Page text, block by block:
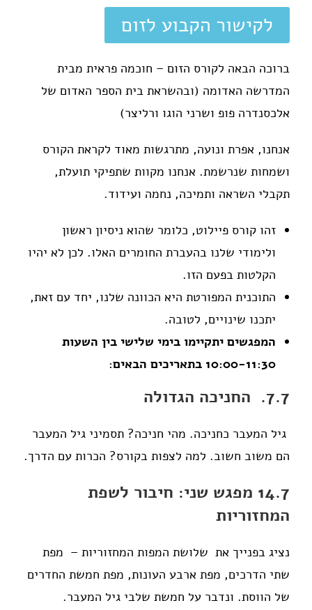
לקישור הקבוע לזום
ברוכה הבאה לקורס הזום – חוכמה פראית מבית
המדרשה האדומה (ובהשראת בית הספר האדום של
אלכסנדרה פופ ושרני הוגו ורליצר)
אנחנו, אפרת ונועה, מתרגשות מאוד לקראת הקורס
ושמחות שנרשמת. אנחנו מקוות שתפיקי תועלת,
תקבלי השראה ותמיכה, נחמה ועידוד.
זהו קורס פיילוט, כלומר שהוא ניסיון ראשון
ולימודי שלנו בהעברת החומרים האלו. לכן לא יהיו
הקלטות בפעם הזו.
התוכנית המפורטת היא הכוונה שלנו, יחד עם זאת,
יתכנו שינויים, לטובה.
המפגשים יתקיימו בימי שלישי בין השעות
10:00-11:30 בתאריכים הבאים
:
7.7. החניכה הגדולה
גיל המעבר כחניכה. מהי חניכה? תסמיני גיל המעבר
הם משוב חשוב. למה לצפות בקורס? הכרות עם הדרך.
14.7 מפגש שני: חיבור לשפת
המחזוריות
נציג בפנייך את שלושת המפות המחזוריות – מפת
שתי הדרכים, מפת ארבע העונות, מפת חמשת החדרים
של הווסת. ונדבר על חמשת שלבי גיל המעבר.